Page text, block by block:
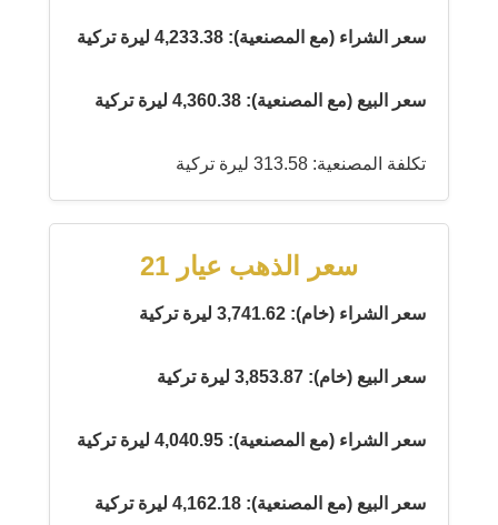
سعر الشراء (مع المصنعية): 4,233.38 ليرة تركية
سعر البيع (مع المصنعية): 4,360.38 ليرة تركية
تكلفة المصنعية: 313.58 ليرة تركية
سعر الذهب عيار 21
سعر الشراء (خام): 3,741.62 ليرة تركية
سعر البيع (خام): 3,853.87 ليرة تركية
سعر الشراء (مع المصنعية): 4,040.95 ليرة تركية
سعر البيع (مع المصنعية): 4,162.18 ليرة تركية